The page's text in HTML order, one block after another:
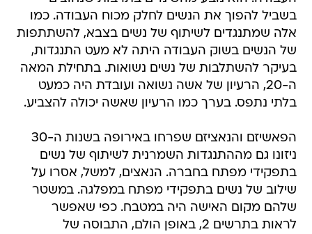
בשביל להפוך את הנשים לחלק מכוח העבודה. כמו
אלה שמתנגדים לשיתוף של נשים בצבא, להשתתפות
של הנשים בשוק העבודה היתה לא מעט התנגדות,
בעיקר להשתלבות של נשים נשואות. בתחילת המאה
ה-20, הרעיון של אשה נשואה ועובדת היה כמעט
בלתי נתפס. בערך כמו הרעיון שאשה יכולה להצביע.
הפאשיזם והנאציזם שפרחו באירופה בשנות ה-30
ניזונו גם מההתנגדות השמרנית לשיתוף של נשים
בתפקידי מפתח בחברה. הנאצים, למשל, אסרו על
שילוב של נשים בתפקידי מפתח במפלגה. במשטר
שלהם מקום האישה היה במטבח. כפי שאפשר
לראות בתרשים 2, באופן הולם, התבוסה של